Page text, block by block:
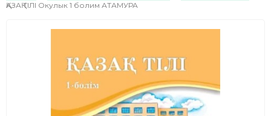
ҚAЗАҚ ТІЛІ Окулык 1 болим АТАМУРА